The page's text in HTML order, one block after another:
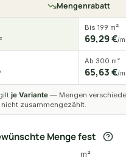
Mengenrabatt
Bis 199 m²
69,29 €/
Ab 300 m²
65,63 €/
je Variante — Mengen
zusammengezählt.
Menge fest
m²